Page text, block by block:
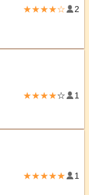
★★★★☆ 2
★★★★☆ 1
★★★★★ 1